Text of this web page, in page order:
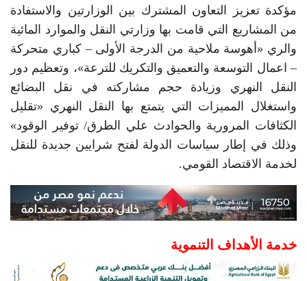
مؤكدة تعزيز التعاون المشترك بين الوزارتين والاستفادة
من المشاريع التي قامت بها وزارتي النقل والموارد المائية
والري «أهوسة ملاحية من الدرجة الأولى – كباري متحركة
– اعمال التوسعة والتعميق والتكريك للترعة»، وتعظيم دور
النقل النهري وزيادة حجم مشاركته في نقل البضائع
واستغلال المميزات التي يتمتع بها النقل النهري «تقليل
الكثافات المرورية والحوادث علي الطرق/ توفير الوقود»
وذلك في إطار سياسات الدولة لفتح شرايين جديدة للنقل
لخدمة الاقتصاد القومي.
خدمة الأهداف التنموية